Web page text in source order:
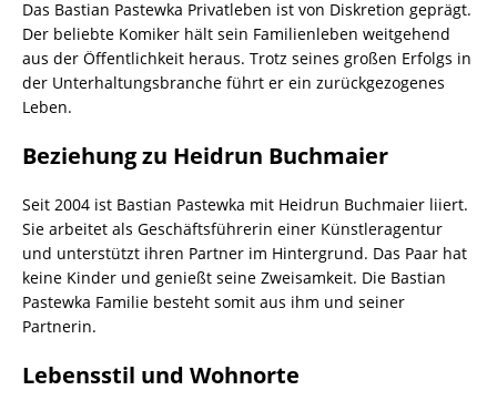
Das Bastian Pastewka Privatleben ist von Diskretion geprägt.
Der beliebte Komiker hält sein Familienleben weitgehend
aus der Öffentlichkeit heraus. Trotz seines großen Erfolgs in
der Unterhaltungsbranche führt er ein zurückgezogenes
Leben.
Beziehung zu Heidrun Buchmaier
Seit 2004 ist Bastian Pastewka mit Heidrun Buchmaier liiert.
Sie arbeitet als Geschäftsführerin einer Künstleragentur
und unterstützt ihren Partner im Hintergrund. Das Paar hat
keine Kinder und genießt seine Zweisamkeit. Die Bastian
Pastewka Familie besteht somit aus ihm und seiner
Partnerin.
Lebensstil und Wohnorte